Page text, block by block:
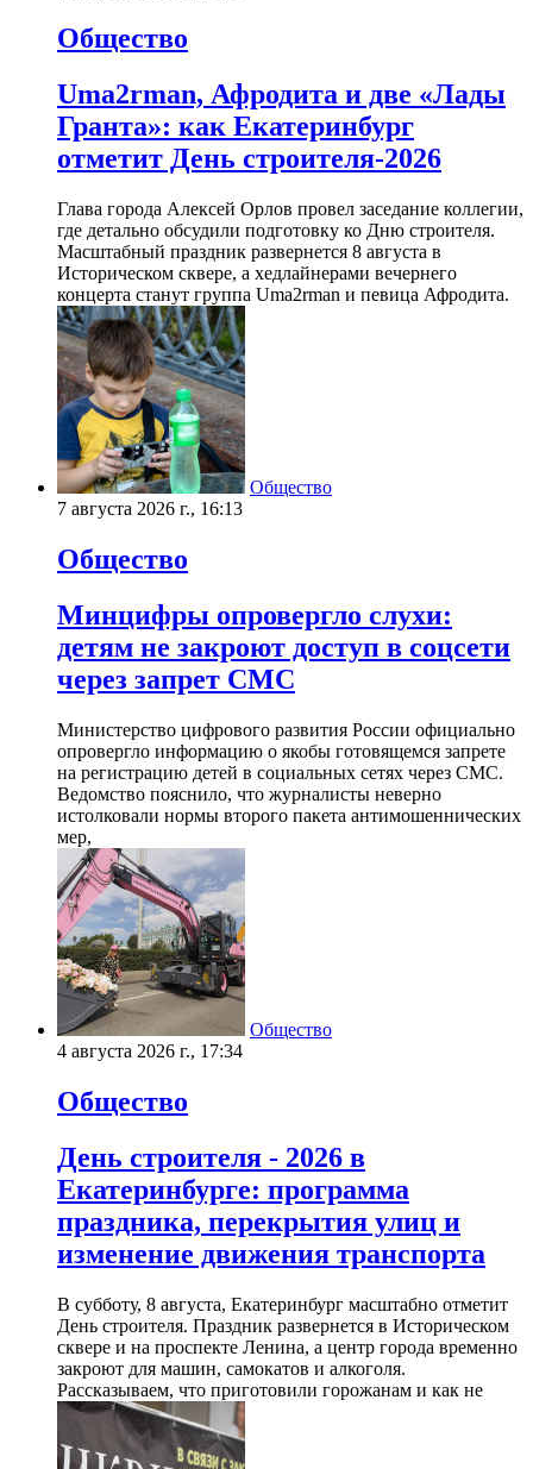
Общество
Uma2rman, Афродита и две «Лады
Гранта»: как Екатеринбург
отметит День строителя-2026
Глава города Алексей Орлов провел заседание коллегии,
где детально обсудили подготовку ко Дню строителя.
Масштабный праздник развернется 8 августа в
Историческом сквере, а хедлайнерами вечернего
концерта станут группа Uma2rman и певица Афродита.
Общество
7 августа 2026 г., 16:13
Общество
Минцифры опровергло слухи:
детям не закроют доступ в соцсети
через запрет СМС
Министерство цифрового развития России официально
опровергло информацию о якобы готовящемся запрете
на регистрацию детей в социальных сетях через СМС.
Ведомство пояснило, что журналисты неверно
истолковали нормы второго пакета антимошеннических
мер,
Общество
4 августа 2026 г., 17:34
Общество
День строителя - 2026 в
Екатеринбурге: программа
праздника, перекрытия улиц и
изменение движения транспорта
В субботу, 8 августа, Екатеринбург масштабно отметит
День строителя. Праздник развернется в Историческом
сквере и на проспекте Ленина, а центр города временно
закроют для машин, самокатов и алкоголя.
Рассказываем, что приготовили горожанам и как не